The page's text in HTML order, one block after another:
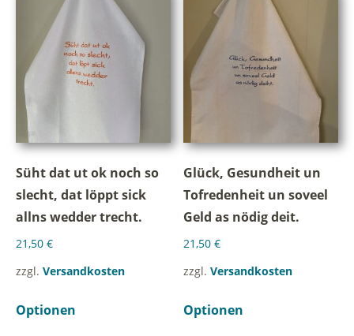
Süht dat ut ok noch so
slecht, dat löppt sick
allns wedder trecht.
21,50 €
zzgl. Versandkosten
Optionen
Glück, Gesundheit un
Tofredenheit un soveel
Geld as nödig deit.
21,50€
zzgl.Versandkosten
Optionen